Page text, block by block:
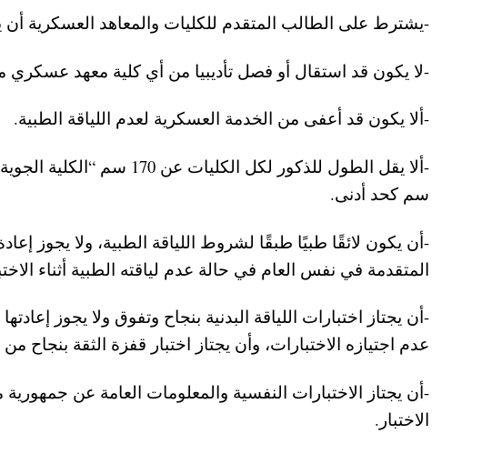
-يشترط على الطالب المتقدم للكليات والمعاهد العسكرية
-لا يكون قد استقال أو فصل تأديبيا من أي كلية معهد
-ألا يكون قد أعفى من الخدمة العسكرية لعدم اللياقة الطبية.
سم كحد أدنى.
-أن يكون لائقًا طبيًا طبقًا لشروط اللياقة الطبية، ولا
المتقدمة في نفس العام في حالة عدم لياقته الطبية أثناء
-أن يجتاز اختبارات اللياقة البدنية بنجاح وتفوق ولا يجوز
عدم اجتيازه الاختبارات، وأن يجتاز اختبار قفزة الثقة بنجاح من ارتفاع 7.5 أمتار دون تردد
-أن يجتاز الاختبارات النفسية والمعلومات العامة عن
الاختبار.